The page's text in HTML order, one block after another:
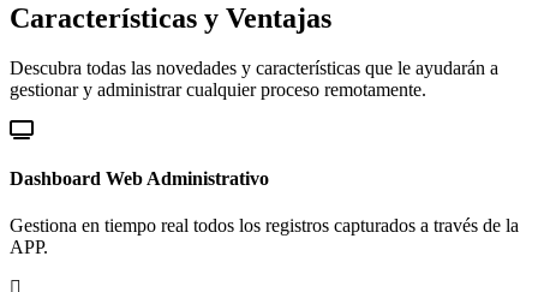
Características y Ventajas
Descubra todas las novedades y características que le ayudarán a
gestionar y administrar cualquier proceso remotamente.
Dashboard Web Administrativo
Gestiona en tiempo real todos los registros capturados a través de la
APP.